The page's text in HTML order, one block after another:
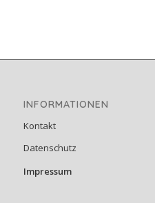
INFORMATIONEN
Kontakt
Datenschutz
Impressum